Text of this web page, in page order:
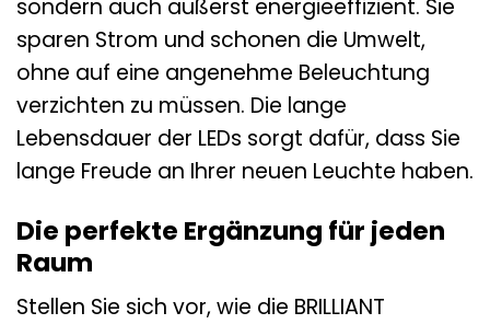
sondern auch äußerst energieeffizient. Sie
sparen Strom und schonen die Umwelt,
ohne auf eine angenehme Beleuchtung
verzichten zu müssen. Die lange
Lebensdauer der LEDs sorgt dafür, dass Sie
lange Freude an Ihrer neuen Leuchte haben.
Die perfekte Ergänzung für jeden
Raum
Stellen Sie sich vor, wie die BRILLIANT